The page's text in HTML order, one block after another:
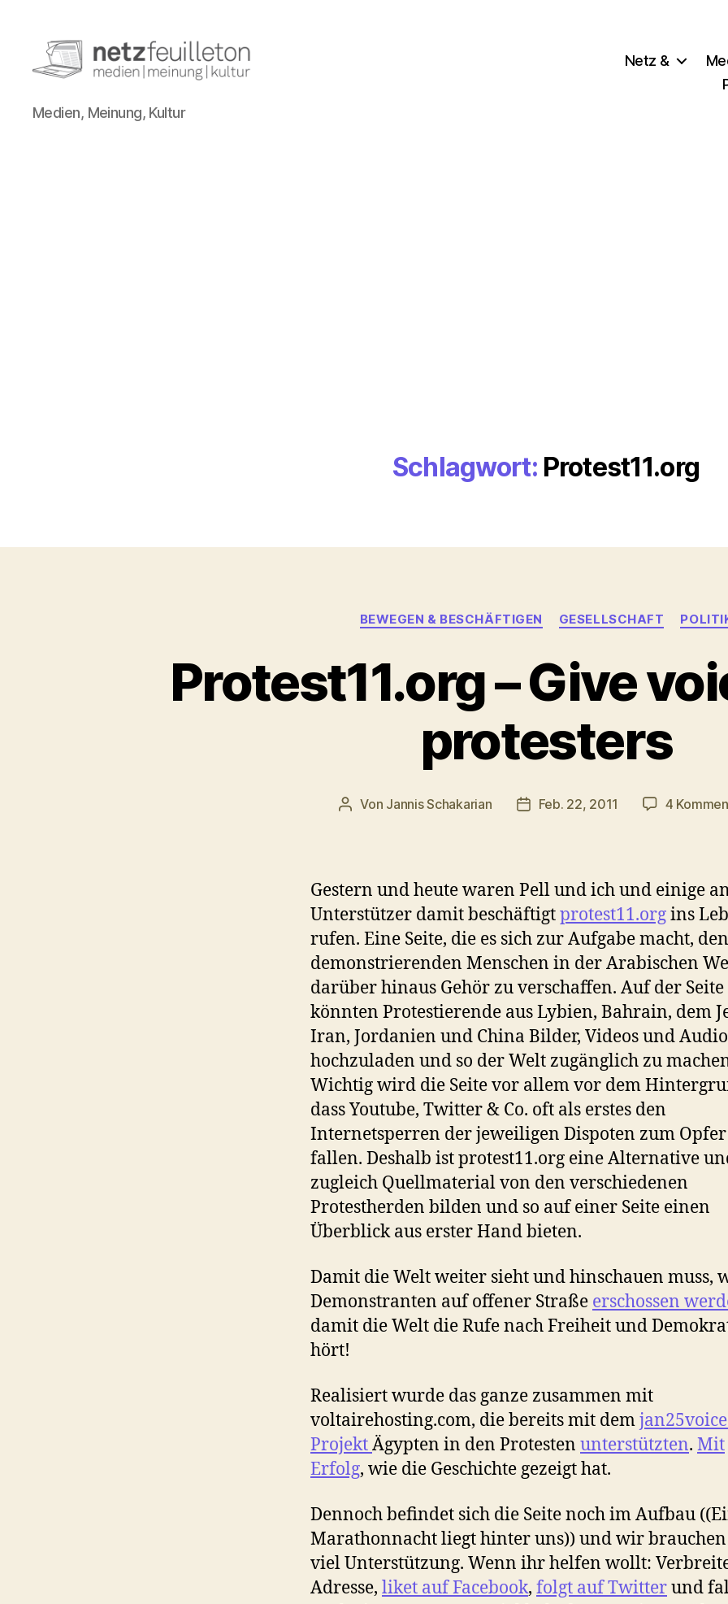
netzfeuilleton.de
Medien, Meinung, Kultur
Netz &
Schlagwort: Protest11.org
Kategorien
BEWEGEN & BESCHÄFTIGEN GESELLSCHAFT
Protest11.org – Give
protesters
Beitragsautor
Von Jannis Schakarian Veröffentlichungsdatum
Feb. 22, 2011 4
Gestern und heute waren Pell und ich und einige
Unterstützer damit beschäftigtprotest11.orgins
rufen. Eine Seite, die es sich zur Aufgabe macht, den
demonstrierenden Menschen in der Arabischen
darüber hinaus Gehör zu verschaffen. Auf der Seite
könnten Protestierende aus Lybien, Bahrain, dem
Iran, Jordanien und China Bilder, Videos und
hochzuladen und so der Welt zugänglich zu
Wichtig wird die Seite vor allem vor dem
dass Youtube, Twitter & Co. oft als erstes den
Internetsperren der jeweiligen Dispoten zum Opfer
fallen. Deshalb ist protest11.org eine Alternative
zugleich Quellmaterial von den verschiedenen
Protestherden bilden und so auf einer Seite einen
Überblick aus erster Hand bieten.
Damit die Welt weiter sieht und hinschauen muss,
Demonstranten auf offener Straße erschossen
damit die Welt die Rufe nach Freiheit und
hört!
Realisiert wurde das ganze zusammen mit
voltairehosting.com, die bereits mit dem
ProjektÄgypten in den Protesten unterstützten. Mit
Erfolg, wie die Geschichte gezeigt hat.
Dennoch befindet sich die Seite noch im Aufbau
Marathonnacht liegt hinter uns)) und wir
viel Unterstützung. Wenn ihr helfen wollt:
Adresse, liket auf Facebook, folgt auf Twitterund